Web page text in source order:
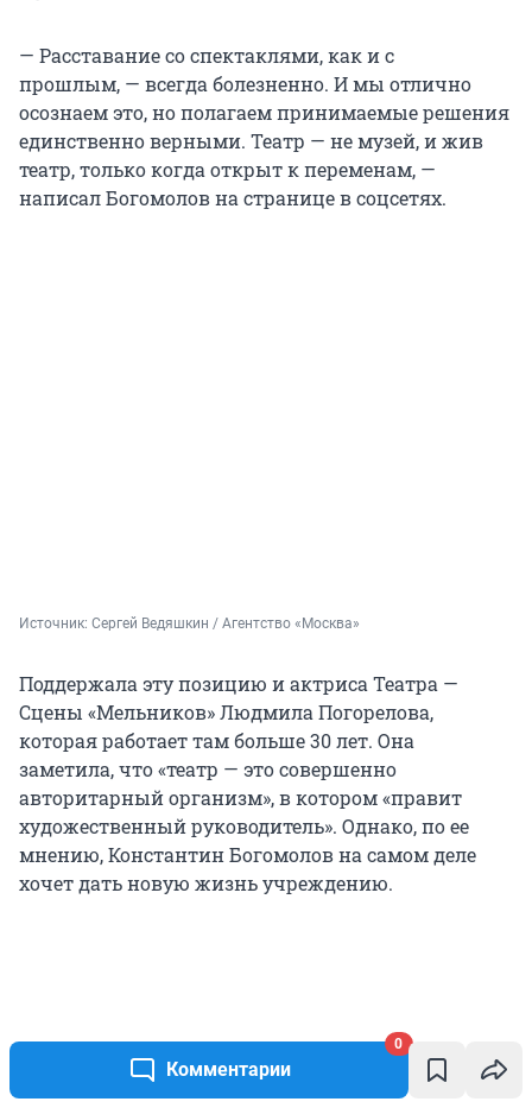
Комментарии
0
— Расставание со спектаклями, как и с
прошлым, — всегда болезненно. И мы отлично
осознаем это, но полагаем принимаемые решения
единственно верными. Театр — не музей, и жив
театр, только когда открыт к переменам, —
написал Богомолов на странице в соцсетях.
Источник: Сергей Ведяшкин / Агентство «Москва»
Поддержала эту позицию и актриса Театра —
Сцены «Мельников» Людмила Погорелова,
которая работает там больше 30 лет. Она
заметила, что «театр — это совершенно
авторитарный организм», в котором «правит
художественный руководитель». Однако, по ее
мнению, Константин Богомолов на самом деле
хочет дать новую жизнь учреждению.